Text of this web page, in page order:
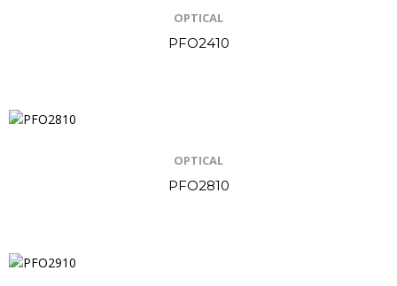
OPTICAL
PFO2410
OPTICAL
PFO2810